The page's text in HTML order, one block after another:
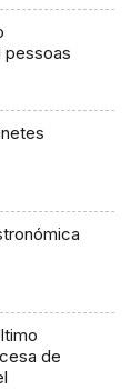
pessoas
de